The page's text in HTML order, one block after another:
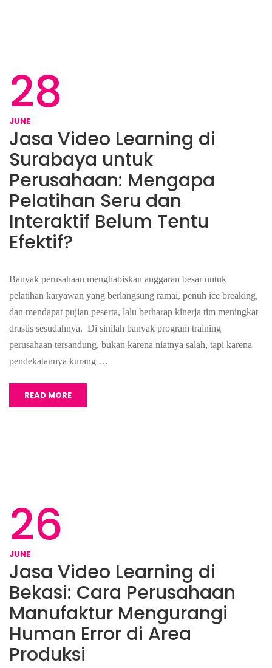
28
JUNE
Jasa Video Learning di
Surabaya untuk
Perusahaan: Mengapa
Pelatihan Seru dan
Interaktif Belum Tentu
Efektif?
Banyak perusahaan menghabiskan anggaran besar untuk
pelatihan karyawan yang berlangsung ramai, penuh ice breaking,
dan mendapat pujian peserta, lalu berharap kinerja tim meningkat
drastis sesudahnya. Di sinilah banyak program training
perusahaan tersandung, bukan karena niatnya salah, tapi karena
pendekatannya kurang …
READ MORE
26
JUNE
Jasa Video Learning di
Bekasi: Cara Perusahaan
Manufaktur Mengurangi
Human Error di Area
Produksi